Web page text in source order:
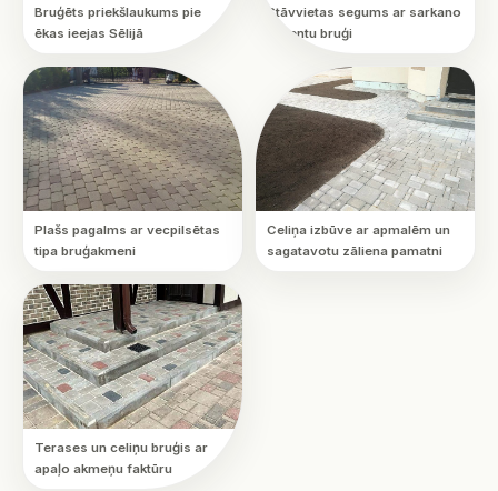
Bruģēts priekšlaukums pie
ēkas ieejas Sēlijā
Stāvvietas segums ar sarkano
akcentu bruģi
Plašs pagalms ar vecpilsētas
tipa bruģakmeni
Celiņa izbūve ar apmalēm un
sagatavotu zāliena pamatni
Terases un celiņu bruģis ar
apaļo akmeņu faktūru